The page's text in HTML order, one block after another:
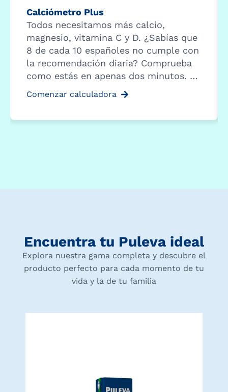
Calciómetro Plus
Todos necesitamos más calcio,
magnesio, vitamina C y D. ¿Sabías que
8 de cada 10 españoles no cumple con
la recomendación diaria? Comprueba
como estás en apenas dos minutos. …
Comenzar calculadora
Encuentra tu Puleva ideal
Explora nuestra gama completa y descubre el
producto perfecto para cada momento de tu
vida y la de tu familia